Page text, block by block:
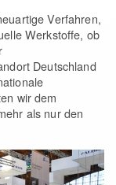
Verfahren,
Werkstoffe, ob
Deutschland
wir dem
als nur den